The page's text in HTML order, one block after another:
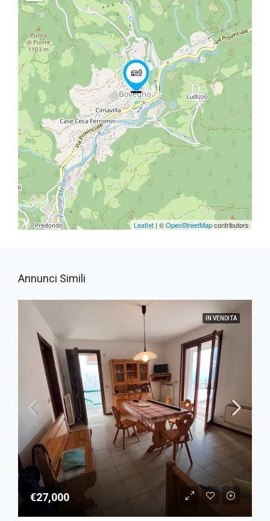
Leaflet| ©OpenStreetMapcontributors
Annunci Simili
IN VENDITA
€27,000